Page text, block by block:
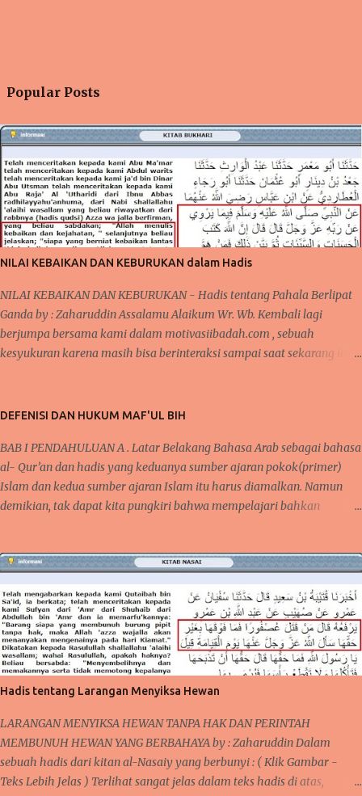
Popular Posts
NILAI KEBAIKAN DAN KEBURUKAN dalam Hadis
NILAI KEBAIKAN DAN KEBURUKAN - Hadis tentang Pahala Berlipat
Ganda by : Zaharuddin Assalamu Alaikum Wr. Wb. Kembali lagi
berjumpa bersama kami dalam motivasiibadah.com , sebuah
kesyukuran karena masih bisa berinteraksi sampai saat sekarang ini,
kita dari jalan keburukan. Pada beberapa pertemuan sebelumnya,
mengontrol mindset dan niat dalam beribadah, begitupula karena
faktor kebiasaan yang bisa membantu seseorang agar tetap semangat
dalam melaksanakan kebaikan dan bernilai ibadah kepada Allah Swt .
ARTIKEL TERKAIT : Cara Semangat ibadah- Mengontrol Mindset dan
dalam melak...
DEFENISI DAN HUKUM MAF'UL BIH
BAB I PENDAHULUAN A . Latar Belakang Bahasa Arab sebagai bahasa
al- Qur’an dan hadis yang keduanya sumber ajaran pokok(primer)
Islam dan kedua sumber ajaran Islam itu harus diamalkan. Namun
demikian, tak dapat kita pungkiri bahwa mempelajari bahkan
Arab mempunyai karakter dan keistimewaan tersendiri yang berbeda,
bahkan mungkin tidak dimiliki oleh bahasa-bahasa yang lain. Al-
Lughah al-‘Arabiyyah merupakan kata yang menerangkan gaya
bahasa arab, sedangkan tentang ‘Ulum al-‘Arabiyyah adalah ilmu
yang membahas cara pengucapan dan penulisan yakni Qawa’id al-
Lughah al-‘Arabiyyah seperti ‘ Ilm al-sharf wa al-Nahwu Makalah ini
merupakan sebagian dari Qawa’id al-Lughah al-‘Arabiyyah , ilmu ini
mengajarkan agar memudahkan dalam pemakaian gaya bahasa,
jelas maknanya, dan mendekatkan pemahaman kita sebagai al-
Muta’allimin B . Rumusan Masalah ...
Hadis tentang Larangan Menyiksa Hewan
LARANGAN MENYIKSA HEWAN TANPA HAK DAN PERINTAH
MEMBUNUH HEWAN YANG BERBAHAYA by : Zaharuddin Dalam
sebuah hadis dari kitan al-Nasaiy yang berbunyi : ( Klik Gambar -
Teks Lebih Jelas ) Terlihat sangat jelas dalam teks hadis di atas,